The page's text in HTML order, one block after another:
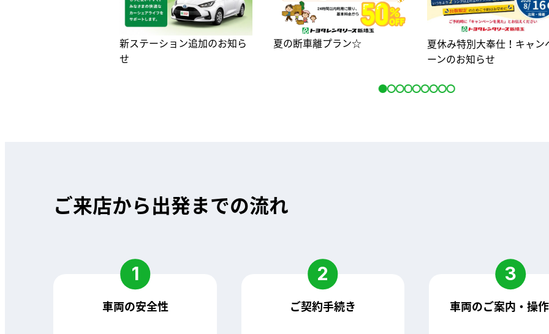
新ステーション追加のお知ら
せ
夏の断車離プラン☆
夏休み特別大奉仕！キャン
ーンのお知らせ
ご来店から出発までの流れ
1
車両の安全性
2
ご契約手続き
3
車両のご案内・操